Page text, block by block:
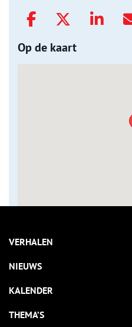
Op de kaart
VERHALEN
NIEUWS
KALENDER
THEMA’S